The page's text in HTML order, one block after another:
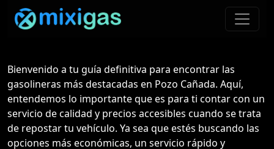
Bienvenido a tu guía definitiva para encontrar las
gasolineras más destacadas en Pozo Cañada. Aquí,
entendemos lo importante que es para ti contar con un
servicio de calidad y precios accesibles cuando se trata
de repostar tu vehículo. Ya sea que estés buscando las
opciones más económicas, un servicio rápido y